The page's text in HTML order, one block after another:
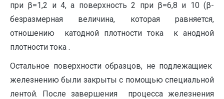
при β=1,2 и 4, а поверхность 2 при β=6,8 и 10 (β-
безразмерная величина, которая равняется,
отношению катодной плотности тока к анодной
плотности тока .
Остальное поверхности образцов, не подлежащиек
железнению были закрыты с помощью специальной
лентой. После завершения процесса железнения